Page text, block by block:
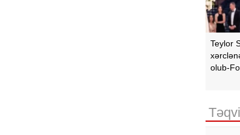
Teylor
olub-